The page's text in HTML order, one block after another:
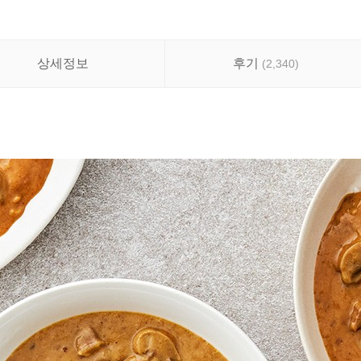
상세정보 후기 (2,340)